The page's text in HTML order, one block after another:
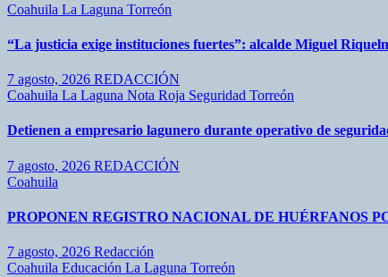
Coahuila La Laguna Torreón
“La justicia exige instituciones fuertes”: alcalde Miguel
7 agosto, 2026 REDACCIÓN
Coahuila La Laguna Nota Roja Seguridad Torreón
Detienen a empresario lagunero durante operativo de
7 agosto, 2026 REDACCIÓN
Coahuila
PROPONEN REGISTRO NACIONAL DE HUÉRFANOS
7 agosto, 2026 Redacción
Coahuila Educación La Laguna Torreón